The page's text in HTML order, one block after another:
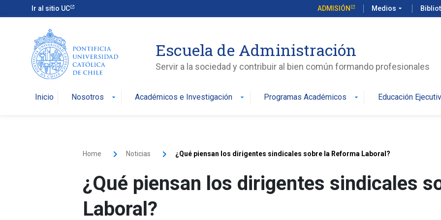
Ir al sitio UC ADMISIÓN Medios arrow_drop_down
Escuela de Administración
Servir a la sociedad y contribuir al bien común formando profesionales
Inicio Nosotros arrow_drop_down Académicos e Investigación arrow_drop_down Programas Académicos arrow_drop_down Educación
Home Noticias ¿Qué piensan los dirigentes sindicales sobre la Reforma Laboral?
¿Qué piensan los dirigentes sindicales
Laboral?